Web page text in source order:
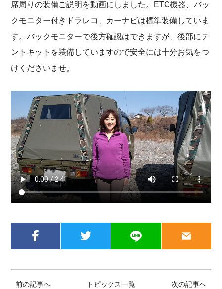
席周りの装備ご説明を動画にしました。ETC機器、バッ
クモニター付きドラレコ、カーナビは標準装備していま
す。バックモニターで後方確認はできますが、後部にテ
ントキットを装備していますので安全には十分お気をつ
けくださいませ。
前の記事へ トピックス一覧 次の記事へ